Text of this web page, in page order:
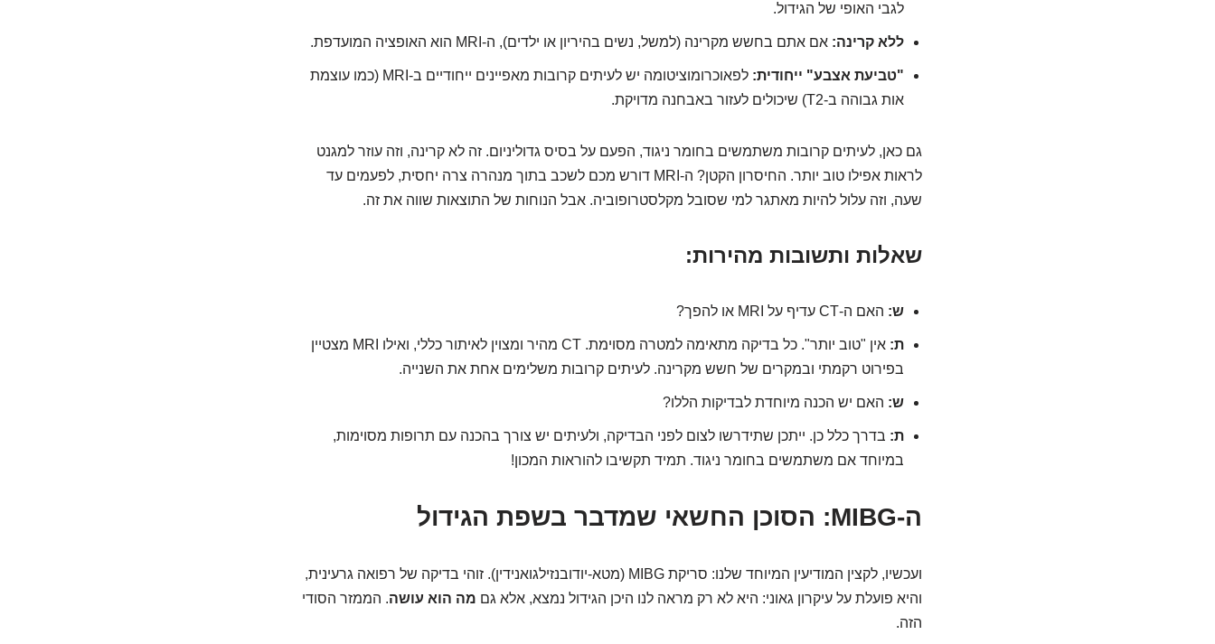
לגבי האופי של הגידול.
ללא קרינה: אם אתם בחשש מקרינה (למשל, נשים בהיריון או ילדים), ה-MRI הוא האופציה המועדפת.
"טביעת אצבע" ייחודית:
לפאוכרומוציטומה יש לעיתים קרובות מאפיינים ייחודיים ב-MRI (כמו עוצמת
אות גבוהה ב-T2) שיכולים לעזור באבחנה מדויקת.
גם כאן, לעיתים קרובות משתמשים בחומר ניגוד, הפעם על בסיס גדוליניום. זה לא קרינה, וזה עוזר למגנט
לראות אפילו טוב יותר. החיסרון הקטן? ה-MRI דורש מכם לשכב בתוך מנהרה צרה יחסית, לפעמים עד
שעה, וזה עלול להיות מאתגר למי שסובל מקלסטרופוביה. אבל הנוחות של התוצאות שווה את זה.
שאלות ותשובות מהירות:
ש: האם ה-CT עדיף על MRI או להפך?
ת:
אין "טוב יותר". כל בדיקה מתאימה למטרה מסוימת. CT מהיר ומצוין לאיתור כללי, ואילו MRI מצטיין
בפירוט רקמתי ובמקרים של חשש מקרינה. לעיתים קרובות משלימים אחת את השנייה.
ש: האם יש הכנה מיוחדת לבדיקות הללו?
ת: בדרך כלל כן. ייתכן שתידרשו לצום לפני הבדיקה, ולעיתים יש צורך בהכנה עם תרופות מסוימות,
במיוחד אם משתמשים בחומר ניגוד. תמיד תקשיבו להוראות המכון!
ה-MIBG: הסוכן החשאי שמדבר בשפת הגידול
ועכשיו, לקצין המודיעין המיוחד שלנו: סריקת MIBG (מטא-יודובנזילגואנידין). זוהי בדיקה של רפואה גרעינית,
והיא פועלת על עיקרון גאוני: היא לא רק מראה לנו היכן הגידול נמצא, אלא גם מה הוא עושה. הממזר הסודי
הזה.